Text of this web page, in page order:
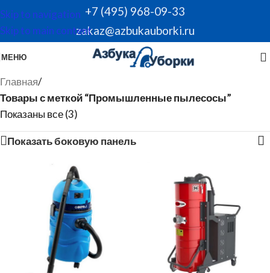
Skip to navigation
Skip to main content
+7 (495) 968-09-33
zakaz@azbukauborki.ru
МЕНЮ
Главная/
Товары с меткой “Промышленные пылесосы”
Показаны все (3)
Показать боковую панель